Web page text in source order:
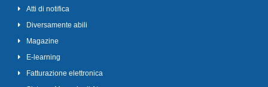
Atti di notifica
Diversamente abili
Magazine
E-learning
Fatturazione elettronica